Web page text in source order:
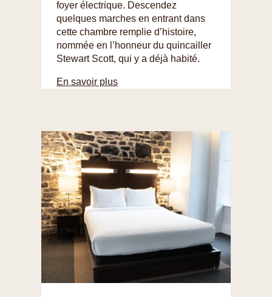
foyer électrique. Descendez
quelques marches en entrant dans
cette chambre remplie d’histoire,
nommée en l’honneur du quincailler
Stewart Scott, qui y a déjà habité.
En savoir plus